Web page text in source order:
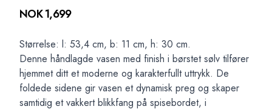
Produktdetaljer
NOK 1,699
Description
Størrelse: l: 53,4 cm, b: 11 cm, h: 30 cm.
Denne håndlagde vasen med finish i børstet sølv tilfører
hjemmet ditt et moderne og karakterfullt uttrykk. De
foldede sidene gir vasen et dynamisk preg og skaper
samtidig et vakkert blikkfang på spisebordet, i